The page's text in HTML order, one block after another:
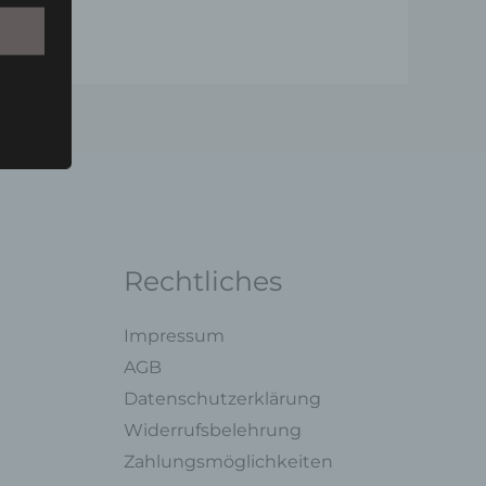
Rechtliches
Impressum
AGB
Datenschutzerklärung
Widerrufsbelehrung
Zahlungsmöglichkeiten
mit